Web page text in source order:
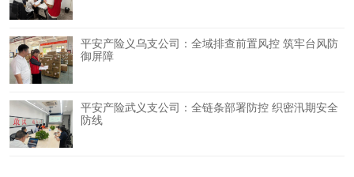
平安产险义乌支公司：全域排查前置风控 筑牢台风防
御屏障
平安产险武义支公司：全链条部署防控 织密汛期安全
防线